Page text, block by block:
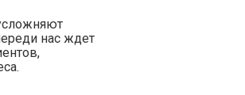
нас ждет